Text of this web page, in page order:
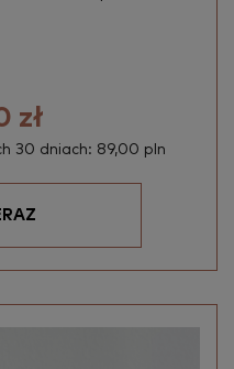
zł
30 dniach: 89,00 pln